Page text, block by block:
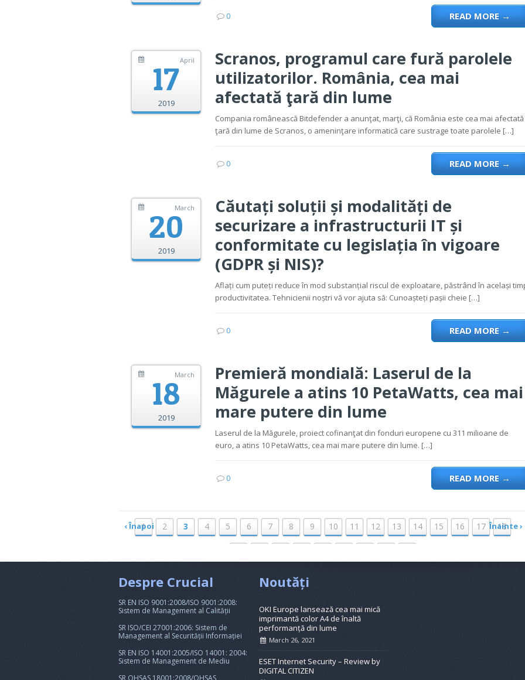
0 READ MORE→
17April
2019
Scranos, programul care fură parolele
utilizatorilor. România, cea mai
afectată ţară din lume
Compania românească Bitdefender a anunţat, marţi, că România este cea mai afectată
ţară din lume de Scranos, o ameninţare informatică care sustrage toate parolele […]
0 READ MORE→
20March
2019
Căutați soluții și modalități de
securizare a infrastructurii IT și
conformitate cu legislația în vigoare
(GDPR și NIS)?
Aflați cum puteți reduce în mod substanțial riscul de exploatare, păstrând în același
productivitatea. Tehnicienii noștri vă vor ajuta să: Cunoașteți pașii cheie […]
0 READ MORE→
18March
2019
Premieră mondială: Laserul de la
Măgurele a atins 10 PetaWatts, cea mai
mare putere din lume
Laserul de la Măgurele, proiect cofinanţat din fonduri europene cu 311 milioane de
euro, a atins 10 PetaWatts, cea mai mare putere din lume. […]
0 READ MORE→
‹ Înapoi
1 2 3 4 5 6 7 8 9 10 11 12 13 14 15 16 17 18
Înainte ›
Despre Crucial
SR EN ISO 9001:2008/ISO 9001:2008:
Sistem de Management al Calității
SR ISO/CEI 27001:2006: Sistem de
Management al Securității Informației
SR EN ISO 14001:2005/ISO 14001: 2004:
Sistem de Management de Mediu
SR OHSAS 18001:2008/OHSAS
Noutăți
OKI Europe lansează cea mai mică
imprimantă color A4 de înaltă
performanță din lume
March 26, 2021
ESET Internet Security – Review by
DIGITAL CITIZEN